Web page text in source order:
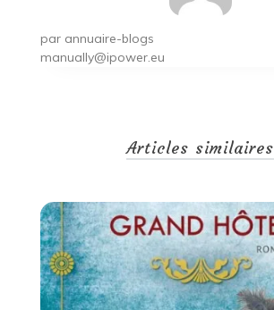
par annuaire-blogs
manually@ipower.eu
Articles similaires